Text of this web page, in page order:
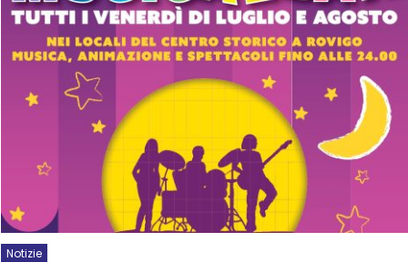
Notizie